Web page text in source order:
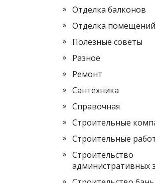
Отделка балконов
Отделка помещений
Полезные советы
Разное
Ремонт
Сантехника
Справочная
Строительные
Строительные
Строительство
административных